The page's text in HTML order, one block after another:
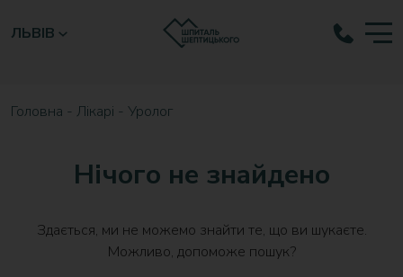
ЛЬВІВ
Головна - Лікарі - Уролог
Нічого не знайдено
Здається, ми не можемо знайти те, що ви шукаєте.
Можливо, допоможе пошук?